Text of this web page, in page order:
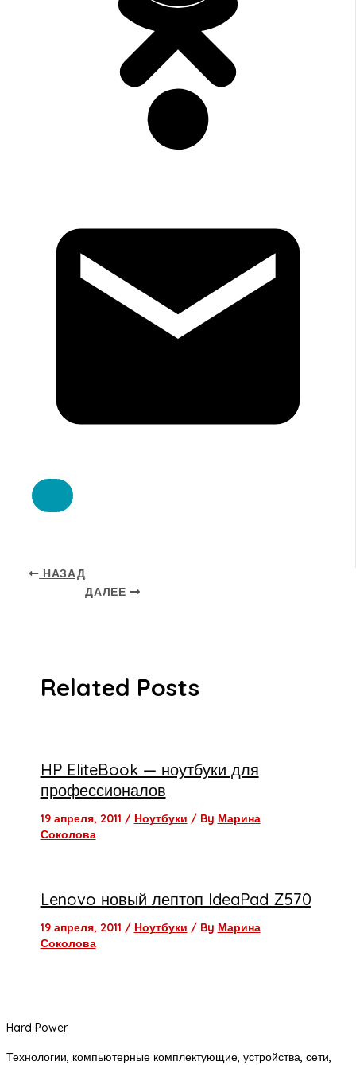
НАЗАД
ДАЛЕЕ
Related Posts
HP EliteBook — ноутбуки для
профессионалов
19 апреля, 2011 / Ноутбуки / By Марина
Соколова
Lenovo новый лептоп IdeaPad Z570
19 апреля, 2011 / Ноутбуки / By Марина
Соколова
Hard Power
Технологии, компьютерные комплектующие, устройства, сети,